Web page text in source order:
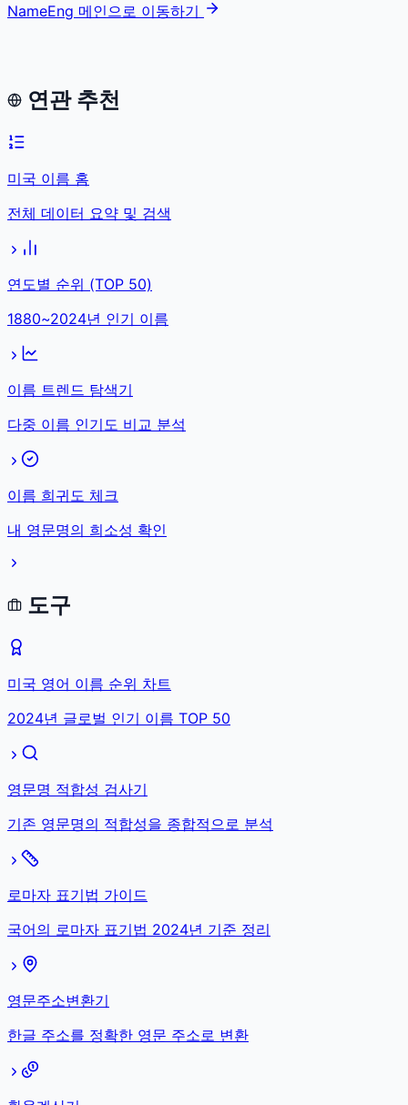
NameEng 메인으로 이동하기
연관 추천
미국 이름 홈
전체 데이터 요약 및 검색
연도별 순위 (TOP 50)
1880~2024년 인기 이름
이름 트렌드 탐색기
다중 이름 인기도 비교 분석
이름 희귀도 체크
내 영문명의 희소성 확인
도구
미국 영어 이름 순위 차트
2024년 글로벌 인기 이름 TOP 50
영문명 적합성 검사기
기존 영문명의 적합성을 종합적으로 분석
로마자 표기법 가이드
국어의 로마자 표기법 2024년 기준 정리
영문주소변환기
한글 주소를 정확한 영문 주소로 변환